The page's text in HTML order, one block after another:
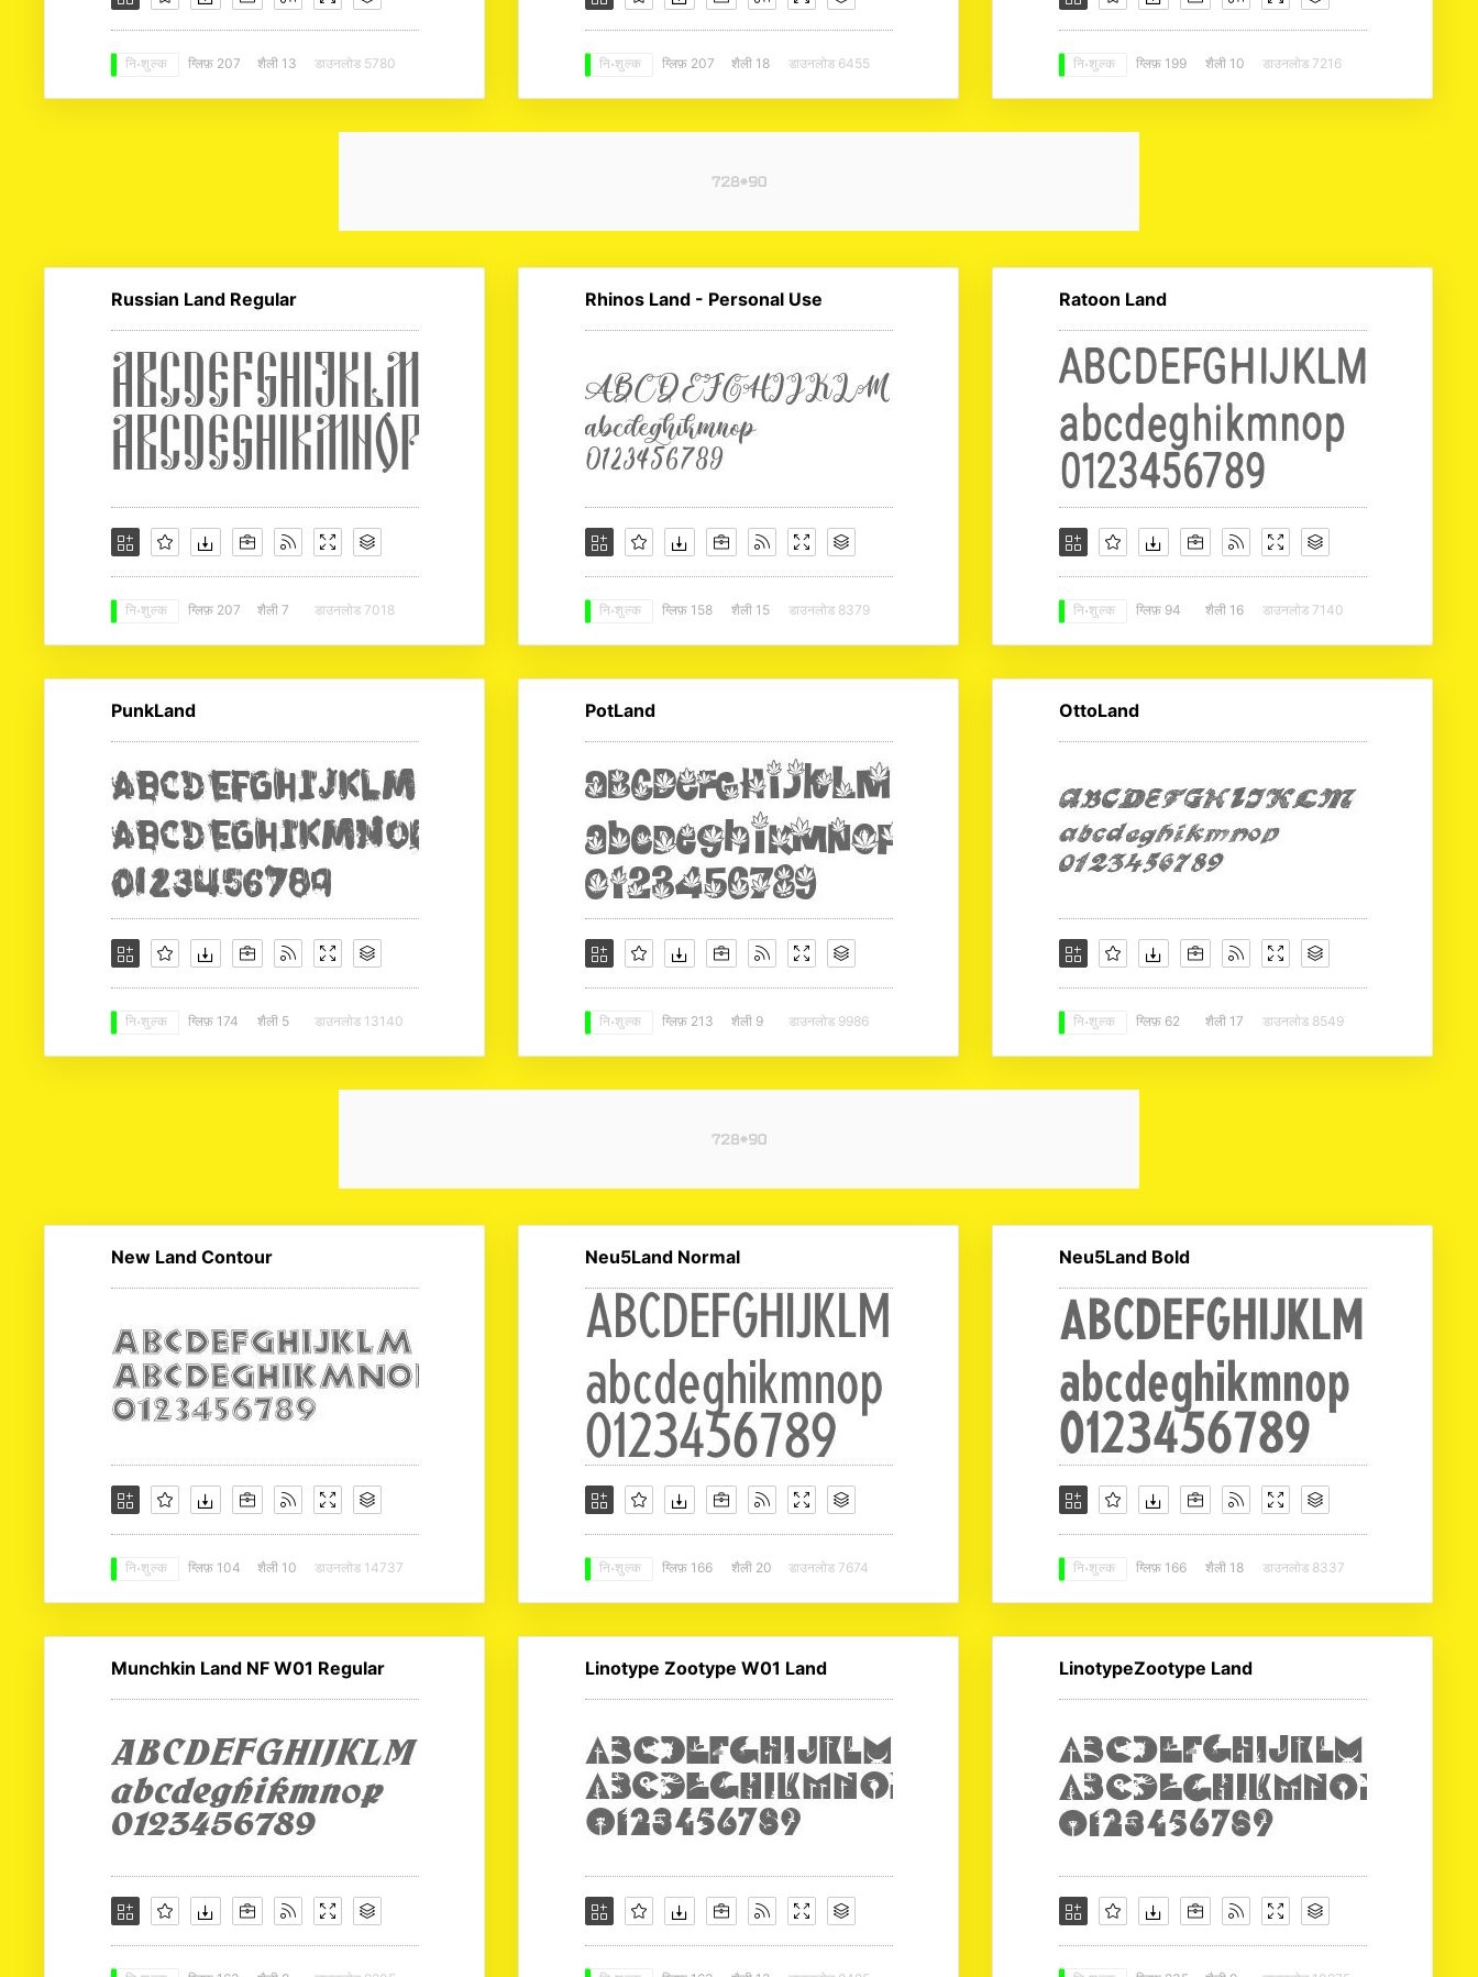
नि: शुल्क ग्लिफ़ 207 शैली 13 डाउनलोड 5780 नि: शुल्क ग्लिफ़ 207 शैली 18 डाउनलोड 6455 नि: शुल्क ग्लिफ़ 199 शैली 10 डाउनलोड 7216
Russian Land Regular
नि: शुल्क ग्लिफ़ 207 शैली 7 डाउनलोड 7018
Rhinos Land - Personal Use
नि: शुल्क ग्लिफ़ 158 शैली 15 डाउनलोड 8379
Ratoon Land
नि: शुल्क ग्लिफ़ 94 शैली 16 डाउनलोड 7140
PunkLand
नि: शुल्क ग्लिफ़ 174 शैली 5 डाउनलोड 13140
PotLand
नि: शुल्क ग्लिफ़ 213 शैली 9 डाउनलोड 9986
OttoLand
नि: शुल्क ग्लिफ़ 62 शैली 17 डाउनलोड 8549
New Land Contour
नि: शुल्क ग्लिफ़ 104 शैली 10 डाउनलोड 14737
Neu5Land Normal
नि: शुल्क ग्लिफ़ 166 शैली 20 डाउनलोड 7674
Neu5Land Bold
नि: शुल्क ग्लिफ़ 166 शैली 18 डाउनलोड 8337
Munchkin Land NF W01 Regular Linotype Zootype W01 Land LinotypeZootype Land